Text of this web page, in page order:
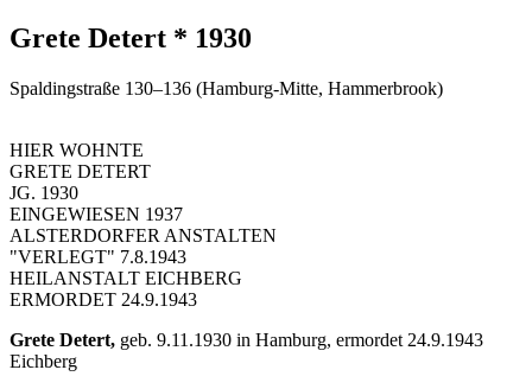
Grete Detert * 1930
Spaldingstraße 130–136 (Hamburg-Mitte, Hammerbrook)
HIER WOHNTE
GRETE DETERT
JG. 1930
EINGEWIESEN 1937
ALSTERDORFER ANSTALTEN
"VERLEGT" 7.8.1943
HEILANSTALT EICHBERG
ERMORDET 24.9.1943
Grete Detert, geb. 9.11.1930 in Hamburg, ermordet 24.9.1943
Eichberg